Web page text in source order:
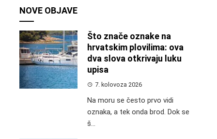
NOVE OBJAVE
Što znače oznake na
hrvatskim plovilima: ova
dva slova otkrivaju luku
upisa
7. kolovoza 2026
Na moru se često prvo vidi
oznaka, a tek onda brod. Dok se
š...